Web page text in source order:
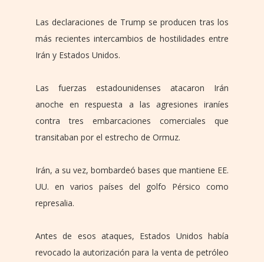
Las declaraciones de Trump se producen tras los
más recientes intercambios de hostilidades entre
Irán y Estados Unidos.
Las fuerzas estadounidenses atacaron Irán
anoche en respuesta a las agresiones iraníes
contra tres embarcaciones comerciales que
transitaban por el estrecho de Ormuz.
Irán, a su vez, bombardeó bases que mantiene EE.
UU. en varios países del golfo Pérsico como
represalia.
Antes de esos ataques, Estados Unidos había
revocado la autorización para la venta de petróleo